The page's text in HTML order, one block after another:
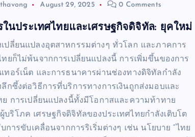
August 29, 2025 0 Comments
นประเทศไทยและเศรษฐกิจดิจิทัล: ยุคใหม่
เปลี่ยนแปลงอุตสาหกรรมต่างๆ ทั่วโลก และภาคการ
ทยก็ไม่พ้นจากการเปลี่ยนแปลงนี้ การเพิ่มขึ้นของการ
ทอร์เน็ต และการธนาคารผ่านช่องทางดิจิทัลกำลัง
กซึ้งต่อวิธีการที่บริการทางการเงินถูกส่งมอบและ
ย การเปลี่ยนแปลงนี้ทั้งมีโอกาสและความท้าทาย
ริโภค เศรษฐกิจดิจิทัลของประเทศไทยกำลังเติบโต
การขับเคลื่อนจากการริเริ่มต่างๆ เช่น นโยบาย “ไทย